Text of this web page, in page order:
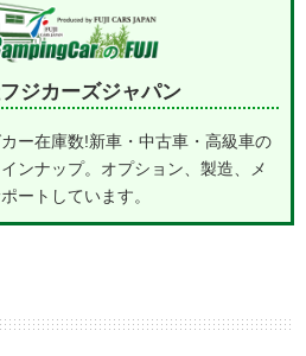
ジカーズジャパン
ー在庫数!新車・中古車・高級車の
ンナップ。オプション、製造、メ
ートしています。